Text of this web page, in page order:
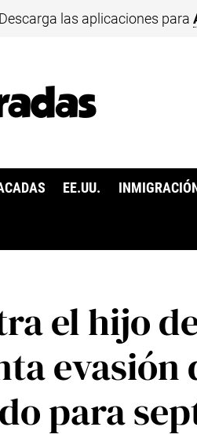
Descarga las aplicaciones para
EE.UU. INMIGRACIÓN
el hijo
evasión
para